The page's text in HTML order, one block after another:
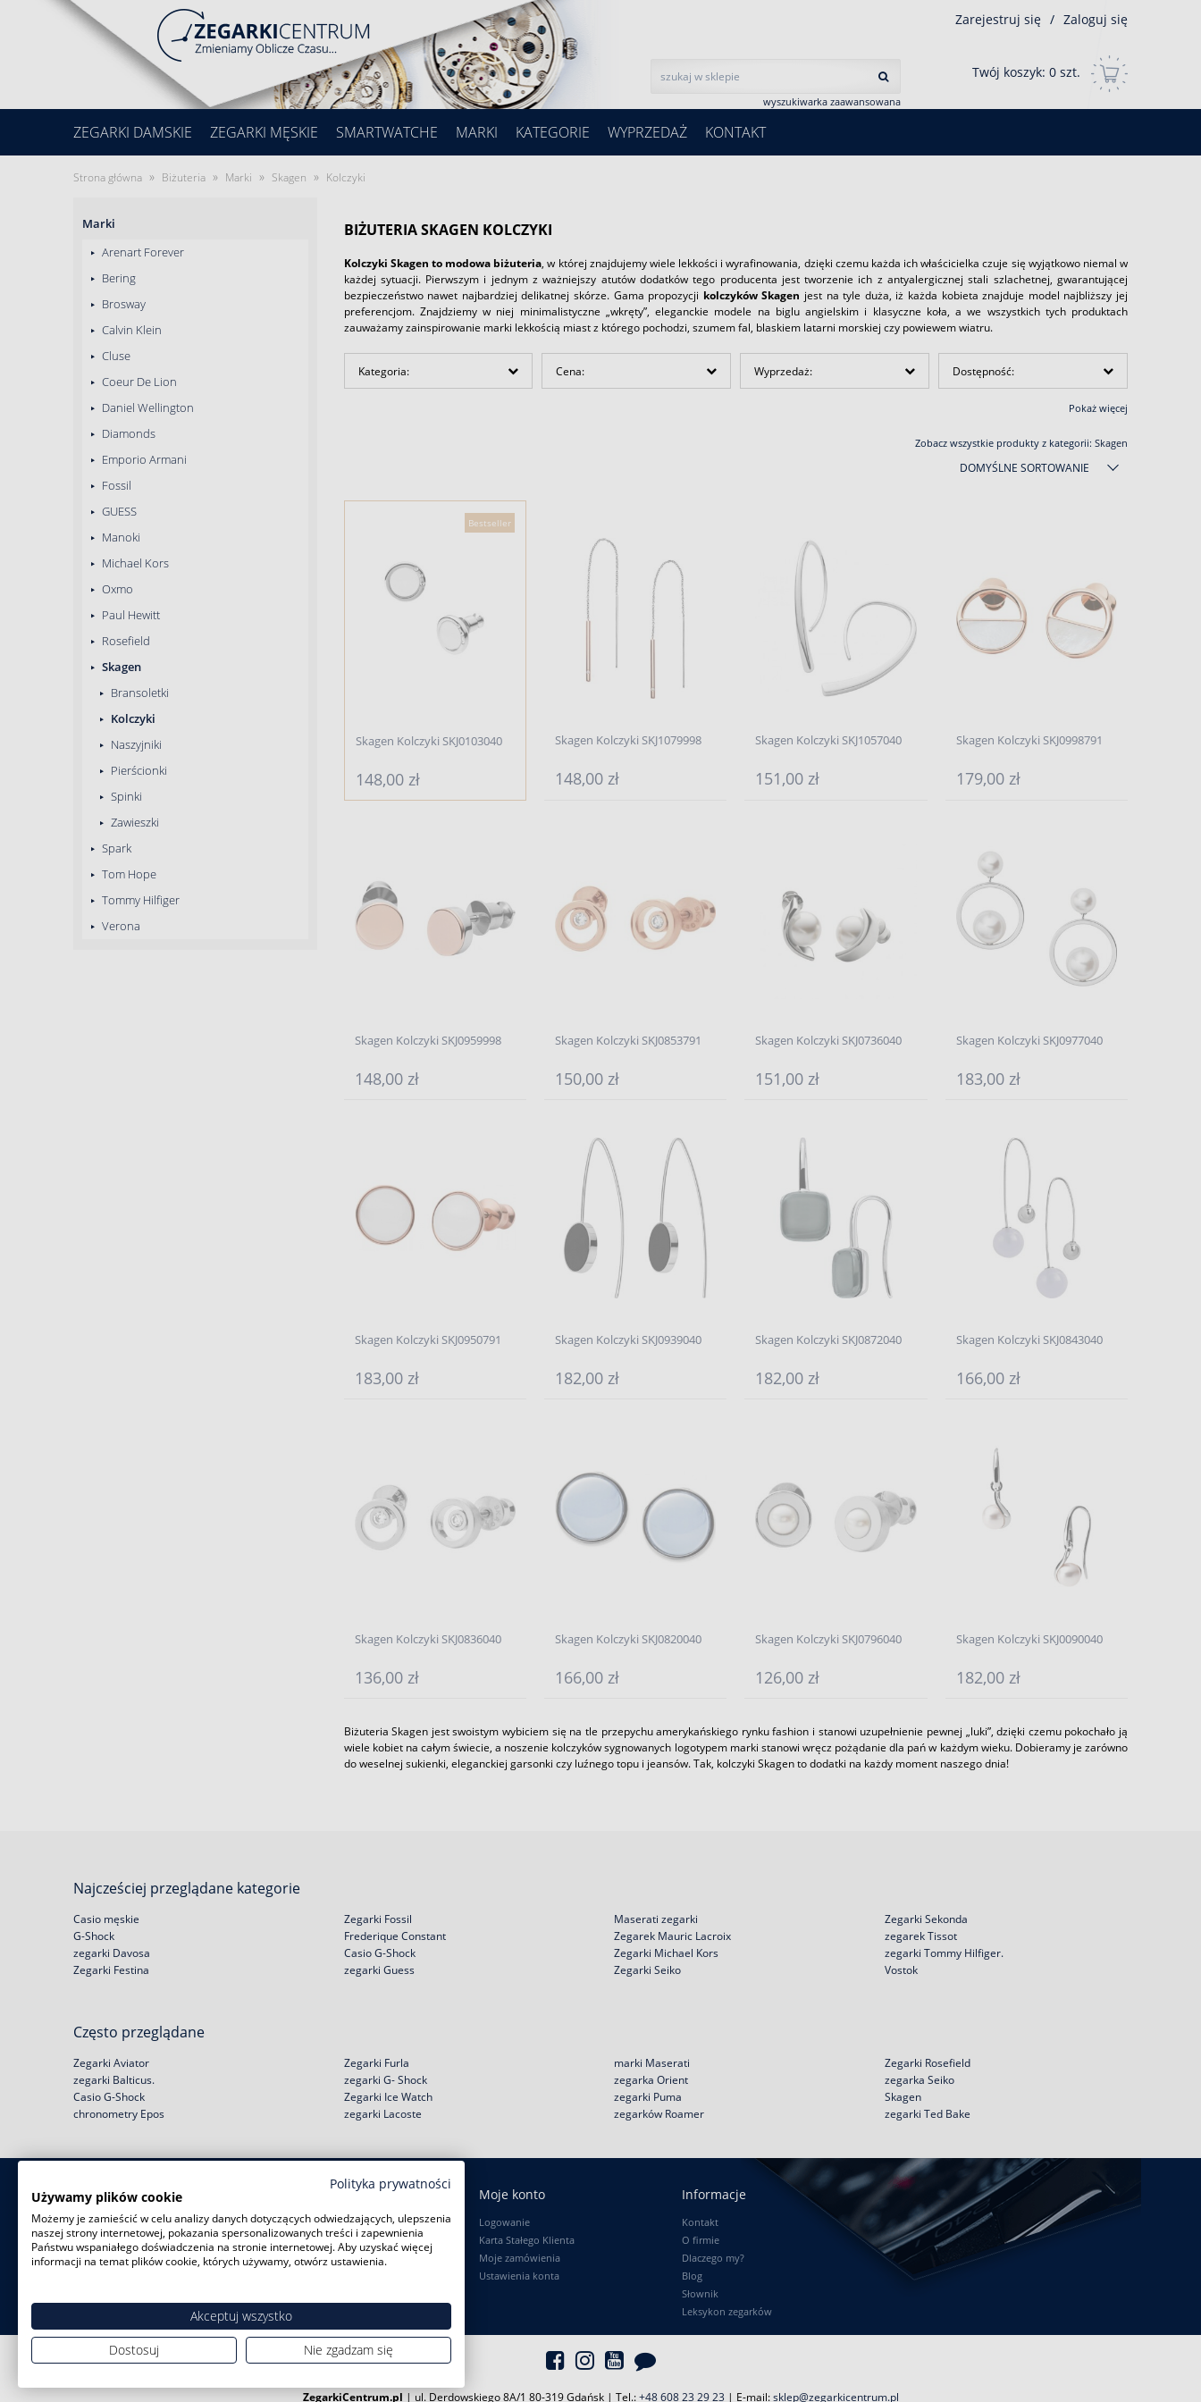
wyszukiwarka zaawansowana
Zarejestruj się / Zaloguj się
Twój koszyk: 0 szt.
ZEGARKI DAMSKIE ZEGARKI MĘSKIE SMARTWATCHE MARKI KATEGORIE WYPRZEDAŻ KONTAKT
Strona główna » Biżuteria » Marki » Skagen » Kolczyki
Marki
Arenart Forever
Bering
Brosway
Calvin Klein
Cluse
Coeur De Lion
Daniel Wellington
Diamonds
Emporio Armani
Fossil
GUESS
Manoki
Michael Kors
Oxmo
Paul Hewitt
Rosefield
Skagen
Bransoletki
Kolczyki
Naszyjniki
Pierścionki
Spinki
Zawieszki
Spark
Tom Hope
Tommy Hilfiger
Verona
BIŻUTERIA SKAGEN KOLCZYKI
Kolczyki Skagen to modowa biżuteria, w której znajdujemy wiele lekkości i wyrafinowania, dzięki czemu każda ich właścicielka czuje się wyjątkowo niemal w
każdej sytuacji. Pierwszym i jednym z ważniejszy atutów dodatków tego producenta jest tworzenie ich z antyalergicznej stali szlachetnej, gwarantującej
bezpieczeństwo nawet najbardziej delikatnej skórze. Gama propozycji kolczyków Skagen jest na tyle duża, iż każda kobieta znajduje model najbliższy jej
preferencjom. Znajdziemy w niej minimalistyczne „wkręty”, eleganckie modele na biglu angielskim i klasyczne koła, a we wszystkich tych produktach
zauważamy zainspirowanie marki lekkością miast z którego pochodzi, szumem fal, blaskiem latarni morskiej czy powiewem wiatru.
Kategoria: Cena: Wyprzedaż: Dostępność:
Pokaż więcej
Zobacz wszystkie produkty z kategorii: Skagen
DOMYŚLNE SORTOWANIE
Bestseller
Skagen Kolczyki SKJ0103040
148,00 zł
Skagen Kolczyki SKJ1079998
148,00 zł
Skagen Kolczyki SKJ1057040
151,00 zł
Skagen Kolczyki SKJ0998791
179,00 zł
Skagen Kolczyki SKJ0959998
148,00 zł
Skagen Kolczyki SKJ0853791
150,00 zł
Skagen Kolczyki SKJ0736040
151,00 zł
Skagen Kolczyki SKJ0977040
183,00 zł
Skagen Kolczyki SKJ0950791
183,00 zł
Skagen Kolczyki SKJ0939040
182,00 zł
Skagen Kolczyki SKJ0872040
182,00 zł
Skagen Kolczyki SKJ0843040
166,00 zł
Skagen Kolczyki SKJ0836040
136,00 zł
Skagen Kolczyki SKJ0820040
166,00 zł
Skagen Kolczyki SKJ0796040
126,00 zł
Skagen Kolczyki SKJ0090040
182,00 zł
Biżuteria Skagen jest swoistym wybiciem się na tle przepychu amerykańskiego rynku fashion i stanowi uzupełnienie pewnej „luki”, dzięki czemu pokochało ją
wiele kobiet na całym świecie, a noszenie kolczyków sygnowanych logotypem marki stanowi wręcz pożądanie dla pań w każdym wieku. Dobieramy je zarówno
do weselnej sukienki, eleganckiej garsonki czy luźnego topu i jeansów. Tak, kolczyki Skagen to dodatki na każdy moment naszego dnia!
Najcześciej przeglądane kategorie
Casio męskie
G-Shock
zegarki Davosa
Zegarki Festina
Zegarki Fossil
Frederique Constant
Casio G-Shock
zegarki Guess
Maserati zegarki
Zegarek Mauric Lacroix
Zegarki Michael Kors
Zegarki Seiko
Zegarki Sekonda
zegarek Tissot
zegarki Tommy Hilfiger.
Vostok
Często przeglądane
Zegarki Aviator
zegarki Balticus.
Casio G-Shock
chronometry Epos
Zegarki Furla
zegarki G- Shock
Zegarki Ice Watch
zegarki Lacoste
marki Maserati
zegarka Orient
zegarki Puma
zegarków Roamer
Zegarki Rosefield
zegarka Seiko
Skagen
zegarki Ted Bake
Zakupy
Zwroty i wymiany
Negocjacja ceny
Rabat na start!
Reklamacje
Regulamin
Jak kupić na raty?
Zużyty sprzęt
Moje konto
Logowanie
Karta Stałego Klienta
Moje zamówienia
Ustawienia konta
Informacje
Kontakt
O firmie
Dlaczego my?
Blog
Słownik
Leksykon zegarków
ZegarkiCentrum.pl | ul. Derdowskiego 8A/1 80-319 Gdańsk | Tel.:+48 608 23 29 23 | E-mail:sklep@zegarkicentrum.pl
Polityka prywatności
Używamy plików cookie
Możemy je zamieścić w celu analizy danych dotyczących odwiedzających, ulepszenia
naszej strony internetowej, pokazania spersonalizowanych treści i zapewnienia
Państwu wspaniałego doświadczenia na stronie internetowej. Aby uzyskać więcej
informacji na temat plików cookie, których używamy, otwórz ustawienia.
Akceptuj wszystko
Dostosuj
Nie zgadzam się